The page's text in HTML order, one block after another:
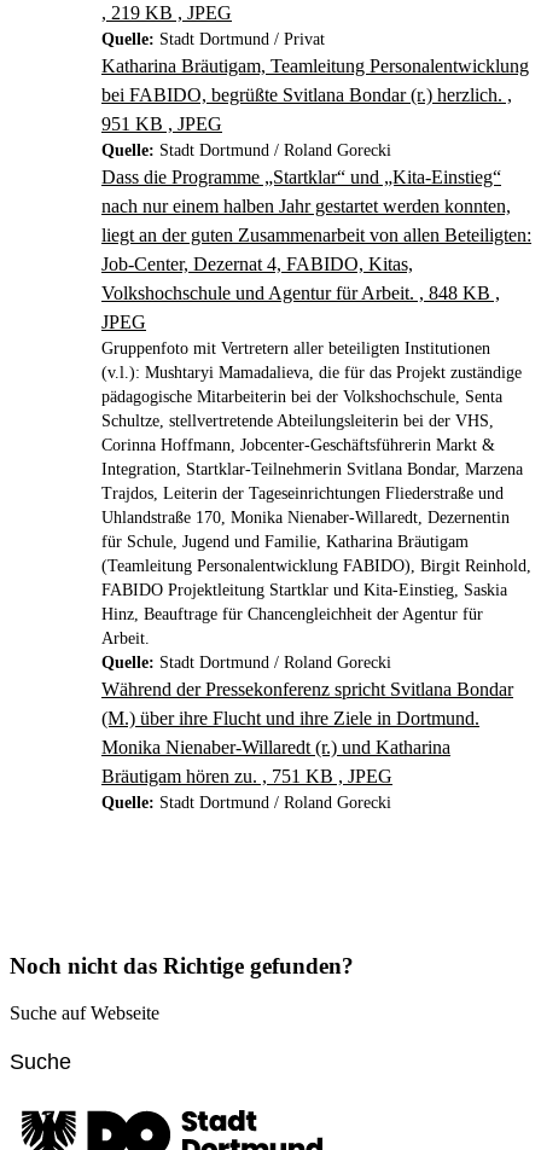
, 219 KB , JPEG
Quelle: Stadt Dortmund / Privat
Katharina Bräutigam, Teamleitung Personalentwicklung
bei FABIDO, begrüßte Svitlana Bondar (r.) herzlich. ,
951 KB , JPEG
Quelle: Stadt Dortmund / Roland Gorecki
Dass die Programme „Startklar“ und „Kita-Einstieg“
nach nur einem halben Jahr gestartet werden konnten,
liegt an der guten Zusammenarbeit von allen Beteiligten:
Job-Center, Dezernat 4, FABIDO, Kitas,
Volkshochschule und Agentur für Arbeit. , 848 KB ,
JPEG
Gruppenfoto mit Vertretern aller beteiligten Institutionen
(v.l.): Mushtaryi Mamadalieva, die für das Projekt zuständige
pädagogische Mitarbeiterin bei der Volkshochschule, Senta
Schultze, stellvertretende Abteilungsleiterin bei der VHS,
Corinna Hoffmann, Jobcenter-Geschäftsführerin Markt &
Integration, Startklar-Teilnehmerin Svitlana Bondar, Marzena
Trajdos, Leiterin der Tageseinrichtungen Fliederstraße und
Uhlandstraße 170, Monika Nienaber-Willaredt, Dezernentin
für Schule, Jugend und Familie, Katharina Bräutigam
(Teamleitung Personalentwicklung FABIDO), Birgit Reinhold,
FABIDO Projektleitung Startklar und Kita-Einstieg, Saskia
Hinz, Beauftrage für Chancengleichheit der Agentur für
Arbeit.
Quelle: Stadt Dortmund / Roland Gorecki
Während der Pressekonferenz spricht Svitlana Bondar
(M.) über ihre Flucht und ihre Ziele in Dortmund.
Monika Nienaber-Willaredt (r.) und Katharina
Bräutigam hören zu. , 751 KB , JPEG
Quelle: Stadt Dortmund / Roland Gorecki
Noch nicht das Richtige gefunden?
Suche auf Webseite